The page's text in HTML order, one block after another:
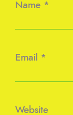
Name *
Email *
Website